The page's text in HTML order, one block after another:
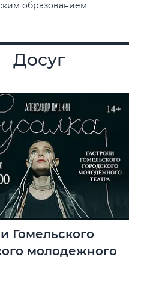
образованием
Досуг
Гомельского
молодежного